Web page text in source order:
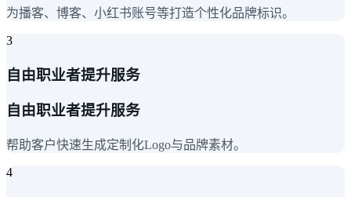
为播客、博客、小红书账号等打造个性化品牌标识。
3
自由职业者提升服务
自由职业者提升服务
帮助客户快速生成定制化Logo与品牌素材。
4